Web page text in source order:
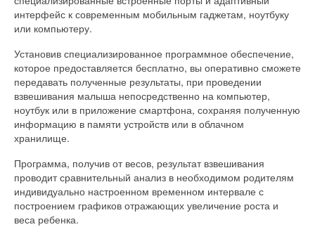
интерфейс к современным мобильным гаджетам, ноутбуку
или компьютеру.
Установив специализированное программное обеспечение,
которое предоставляется бесплатно, вы оперативно сможете
передавать полученные результаты, при проведении
взвешивания малыша непосредственно на компьютер,
ноутбук или в приложение смартфона, сохраняя полученную
информацию в памяти устройств или в облачном
хранилище.
Программа, получив от весов, результат взвешивания
проводит сравнительный анализ в необходимом родителям
индивидуально настроенном временном интервале с
построением графиков отражающих увеличение роста и
веса ребенка.